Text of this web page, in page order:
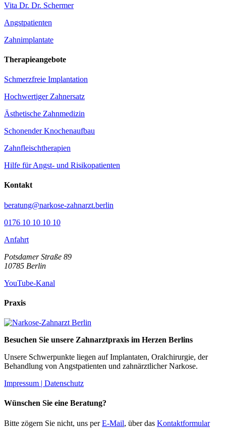
Vita Dr. Dr. Schermer
Angstpatienten
Zahnimplantate
Therapieangebote
Schmerzfreie Implantation
Hochwertiger Zahnersatz
Ästhetische Zahnmedizin
Schonender Knochenaufbau
Zahnfleischtherapien
Hilfe für Angst- und Risikopatienten
Kontakt
beratung@narkose-zahnarzt.berlin
0176 10 10 10 10
Anfahrt
Potsdamer Straße 89
10785 Berlin
YouTube-Kanal
Praxis
Besuchen Sie unsere Zahnarztpraxis im Herzen Berlins
Unsere Schwerpunkte liegen auf Implantaten, Oralchirurgie, der
Behandlung von Angstpatienten und zahnärztlicher Narkose.
Impressum | Datenschutz
Wünschen Sie eine Beratung?
Bitte zögern Sie nicht, uns perE-Mail, über das Kontaktformular